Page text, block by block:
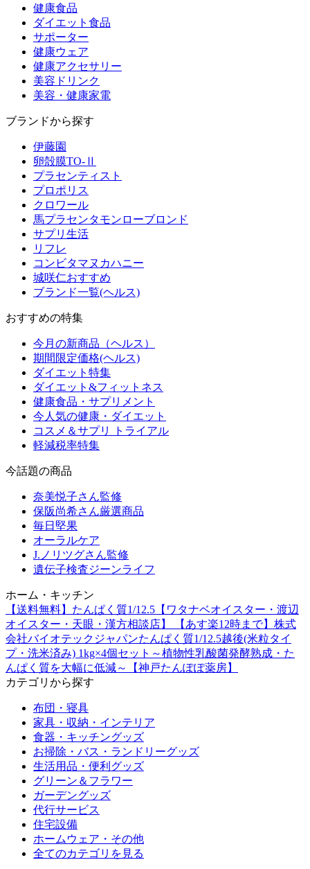
健康食品
ダイエット食品
サポーター
健康ウェア
健康アクセサリー
美容ドリンク
美容・健康家電
ブランドから探す
伊藤園
卵殻膜TO-Ⅱ
プラセンティスト
プロポリス
クロワール
馬プラセンタモンローブロンド
サプリ生活
リフレ
コンビタマヌカハニー
城咲仁おすすめ
ブランド一覧(ヘルス)
おすすめの特集
今月の新商品（ヘルス）
期間限定価格(ヘルス)
ダイエット特集
ダイエット&フィットネス
健康食品・サプリメント
今人気の健康・ダイエット
コスメ＆サプリ トライアル
軽減税率特集
今話題の商品
奈美悦子さん監修
保阪尚希さん厳選商品
毎日堅果
オーラルケア
J.ノリツグさん監修
遺伝子検査ジーンライフ
ホーム・キッチン
【送料無料】たんぱく質1/12.5【ワタナベオイスター・渡辺
オイスター・天眼・漢方相談店】 【あす楽12時まで】株式
会社バイオテックジャパンたんぱく質1/12.5越後(米粒タイ
プ・洗米済み) 1kg×4個セット～植物性乳酸菌発酵熟成・た
んぱく質を大幅に低減～【神戸たんぽぽ薬房】
カテゴリから探す
布団・寝具
家具・収納・インテリア
食器・キッチングッズ
お掃除・バス・ランドリーグッズ
生活用品・便利グッズ
グリーン＆フラワー
ガーデングッズ
代行サービス
住宅設備
ホームウェア・その他
全てのカテゴリを見る